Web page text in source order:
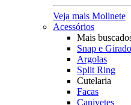
Veja mais Molinete
Acessórios
Mais
Snap e
Argolas
Split Ring
Cutelaria
Facas
Canivetes